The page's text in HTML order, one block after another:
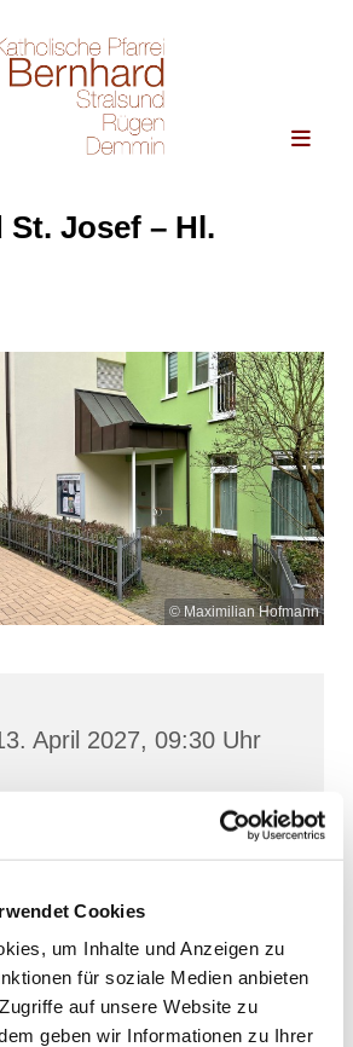
Cookies
um Inhalte und Anzeigen zu
für soziale Medien anbieten
auf unsere Website zu
geben wir Informationen zu Ihrer
Josef – Hl.
© Maximilian Hofmann
April 2027, 09:30 Uhr
Jungfernstieg